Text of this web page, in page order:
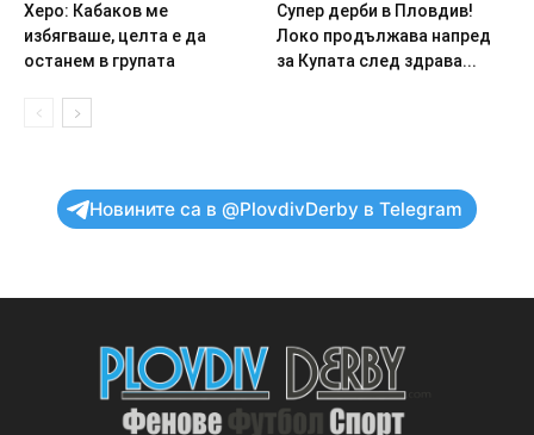
Херо: Кабаков ме
избягваше, целта е да
останем в групата
Супер дерби в Пловдив!
Локо продължава напред
за Купата след здрава...
Новините са в @PlovdivDerby в Telegram